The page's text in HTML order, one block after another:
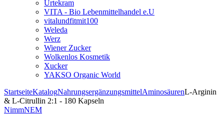
Urtekram
VITA - Bio Lebenmittelhandel e.U
vitalundfitmit100
Weleda
Werz
Wiener Zucker
Wolkenlos Kosmetik
Xucker
YAKSO Organic World
StartseiteKatalogNahrungsergänzungsmittelAminosäurenL-Arginin
& L-Citrullin 2:1 - 180 Kapseln
NimmNEM